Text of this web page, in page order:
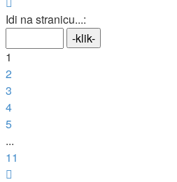
1 11.
Idi na stranicu...:
1
2
3
4
5
...
11